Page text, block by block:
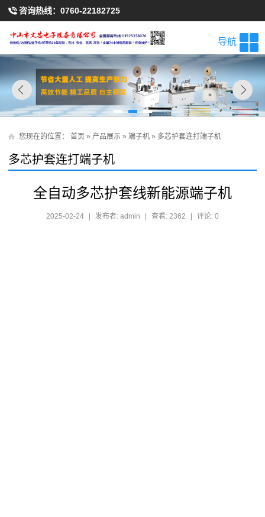
咨询热线： 0760-22182725
导航
您现在的位置： 首页 » 产品展示 » 端子机 » 多芯护套连打端子机
多芯护套连打端子机
全自动多芯护套线新能源端子机
2025-02-24 | 发布者: admin | 查看: 2362 | 评论: 0